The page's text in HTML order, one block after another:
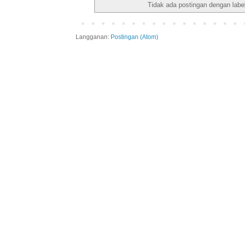
Tidak ada postingan dengan label
Langganan: Postingan (Atom)